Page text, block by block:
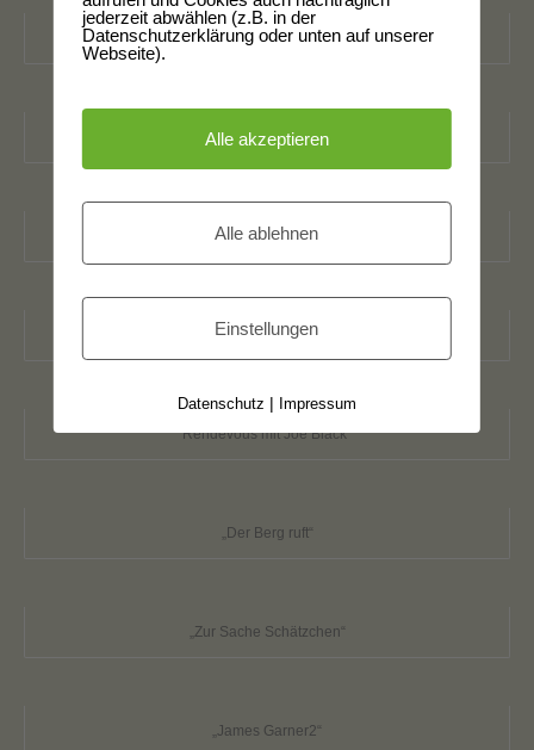
„Die Katze auf dem heißen Blechdach“
„Es tanzt die Göttin“
„Elementarteilchen“
„Sein Engel mit den zwei Pistolen“
Rendevous mit Joe Black“
„Der Berg ruft“
„Zur Sache Schätzchen“
„James Garner2“
jederzeit abwählen (z.B. in der
Datenschutzerklärung oder unten auf unserer
Webseite).
Alle akzeptieren
Alle ablehnen
Einstellungen
Datenschutz Impressum